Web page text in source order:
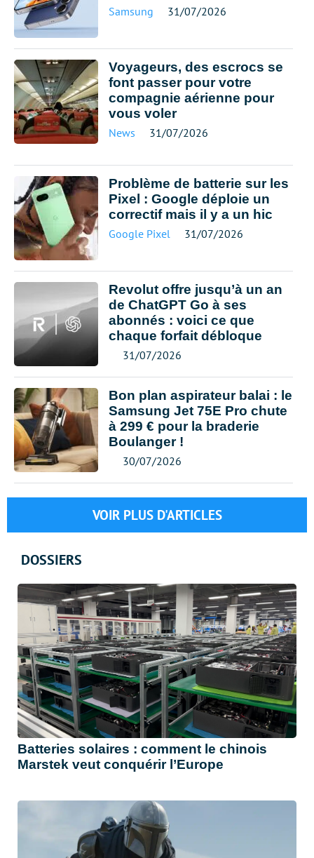
Samsung 31/07/2026
Voyageurs, des escrocs se
font passer pour votre
compagnie aérienne pour
vous voler
News 31/07/2026
Problème de batterie sur les
Pixel : Google déploie un
correctif mais il y a un hic
Google Pixel 31/07/2026
Revolut offre jusqu’à un an
de ChatGPT Go à ses
abonnés : voici ce que
chaque forfait débloque
31/07/2026
Bon plan aspirateur balai : le
Samsung Jet 75E Pro chute
à 299 € pour la braderie
Boulanger !
30/07/2026
VOIR PLUS D'ARTICLES
DOSSIERS
Batteries solaires : comment le chinois
Marstek veut conquérir l’Europe